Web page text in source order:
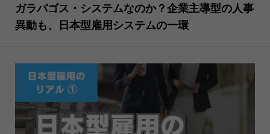
ガラパゴス・システムなのか？企業主導型の人事
異動も、日本型雇用システムの一環